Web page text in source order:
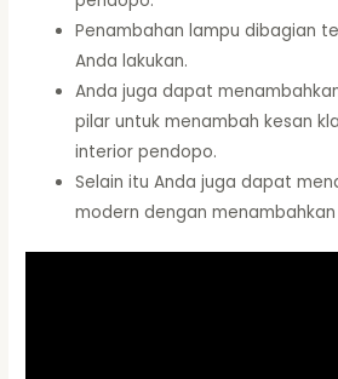
Penambahan lampu dibagian
Anda lakukan.
Anda juga dapat
pilar untuk menambah kesan
interior pendopo.
Selain itu Anda juga dapat
modern dengan